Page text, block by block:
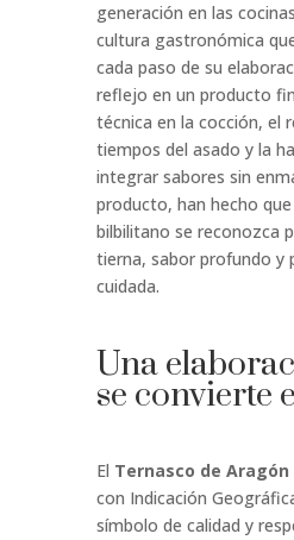
generación en las
cultura gastronómica
cada paso de su
reflejo en un producto
técnica en la cocción, el
tiempos del asado y la
integrar sabores sin
producto, han hecho
bilbilitano se reconozca
tierna, sabor profundo y
cuidada.
Una
se convierte
El Ternasco de Aragón
con Indicación
símbolo de calidad y